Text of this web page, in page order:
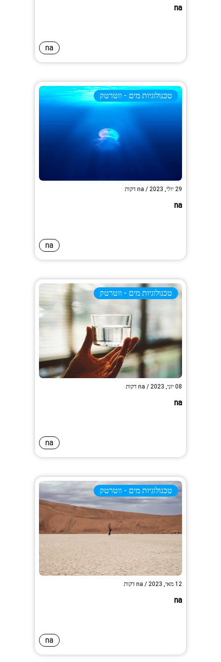
na
na
טכנולוגיות מים - ווטרטק
29 יולי, 2023 /
na דקות
na
na
טכנולוגיות מים - ווטרטק
08 יוני, 2023 /
na דקות
na
na
טכנולוגיות מים - ווטרטק
12 מאי, 2023 /
na דקות
na
na